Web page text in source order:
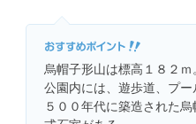
烏帽子形山は標高１８２ｍ。
公園内には、遊歩道、プー
５００年代に築造された